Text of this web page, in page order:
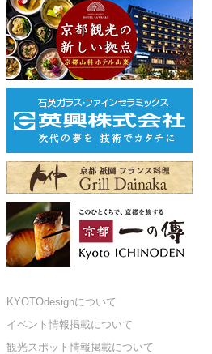
KYOTOdesignについて
イベント情報掲載について
観光スポット情報掲載について